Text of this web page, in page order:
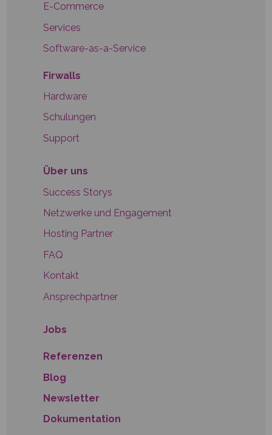
E-Commerce
Services
Software-as-a-Service
Firwalls
Hardware
Schulungen
Support
Über uns
Success Storys
Netzwerke und Engagement
Hosting Partner
FAQ
Kontakt
Ansprechpartner
Jobs
Referenzen
Blog
Newsletter
Dokumentation